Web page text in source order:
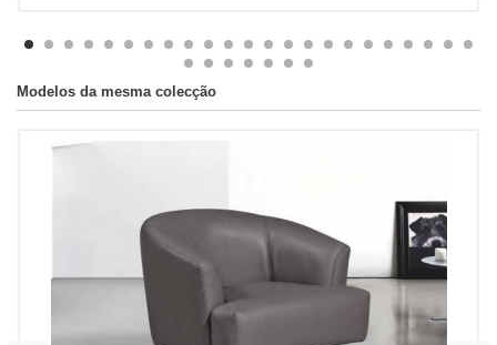
Modelos da mesma colecção